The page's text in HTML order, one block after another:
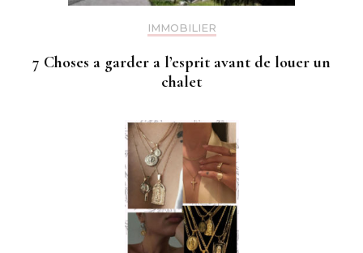
IMMOBILIER
7 Choses a garder a l’esprit avant de louer un
chalet